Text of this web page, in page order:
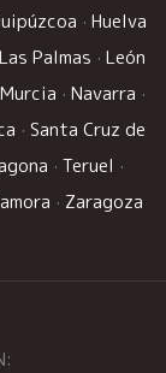
· Huelva
Las Palmas · León
Murcia · Navarra ·
· Santa Cruz de
· Teruel ·
· Zaragoza